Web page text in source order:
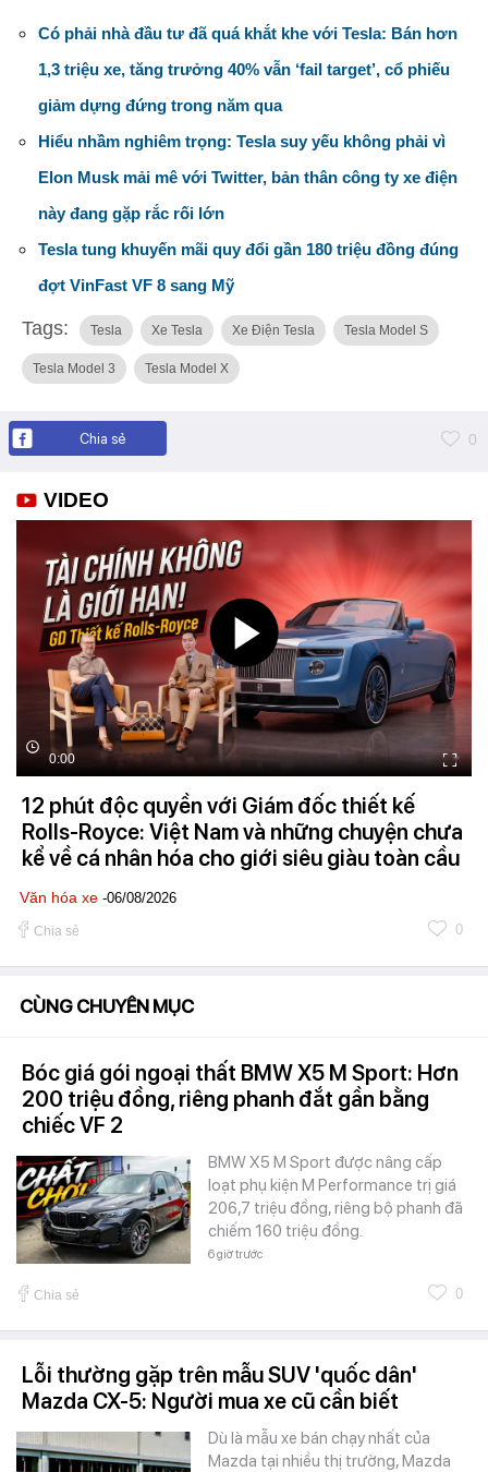
Có phải nhà đầu tư đã quá khắt khe với Tesla: Bán hơn
1,3 triệu xe, tăng trưởng 40% vẫn ‘fail target’, cổ phiếu
giảm dựng đứng trong năm qua
Hiểu nhầm nghiêm trọng: Tesla suy yếu không phải vì
Elon Musk mải mê với Twitter, bản thân công ty xe điện
này đang gặp rắc rối lớn
Tesla tung khuyến mãi quy đổi gần 180 triệu đồng đúng
đợt VinFast VF 8 sang Mỹ
Tags: Tesla Xe Tesla Xe Điện Tesla Tesla Model S
Tesla Model 3 Tesla Model X
Chia sẻ 0
VIDEO
0:00
12 phút độc quyền với Giám đốc thiết kế
Rolls-Royce: Việt Nam và những chuyện chưa
kể về cá nhân hóa cho giới siêu giàu toàn cầu
Văn hóa xe -06/08/2026
Chia sẻ 0
CÙNG CHUYÊN MỤC
Bóc giá gói ngoại thất BMW X5 M Sport: Hơn
200 triệu đồng, riêng phanh đắt gần bằng
chiếc VF 2
BMW X5 M Sport được nâng cấp
loạt phụ kiện M Performance trị giá
206,7 triệu đồng, riêng bộ phanh đã
chiếm 160 triệu đồng.
6 giờ trước
Chia sẻ 0
Lỗi thường gặp trên mẫu SUV 'quốc dân'
Mazda CX-5: Người mua xe cũ cần biết
Dù là mẫu xe bán chạy nhất của
Mazda tại nhiều thị trường, Mazda